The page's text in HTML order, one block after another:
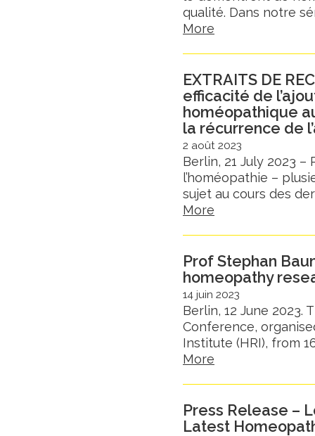
qualité. Dans notre
More
EXTRAITS DE
efficacité de
homéopathique
la récurrence de
2 août 2023
Berlin, 21 July 2023
l’homéopathie –
sujet au cours des
More
Prof Stephan
homeopathy
14 juin 2023
Berlin, 12 June 2023.
Conference,
Institute (HRI), from
More
Press Release –
Latest